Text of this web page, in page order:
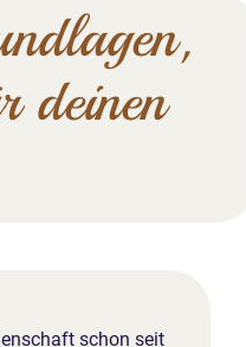
deinen
schon seit